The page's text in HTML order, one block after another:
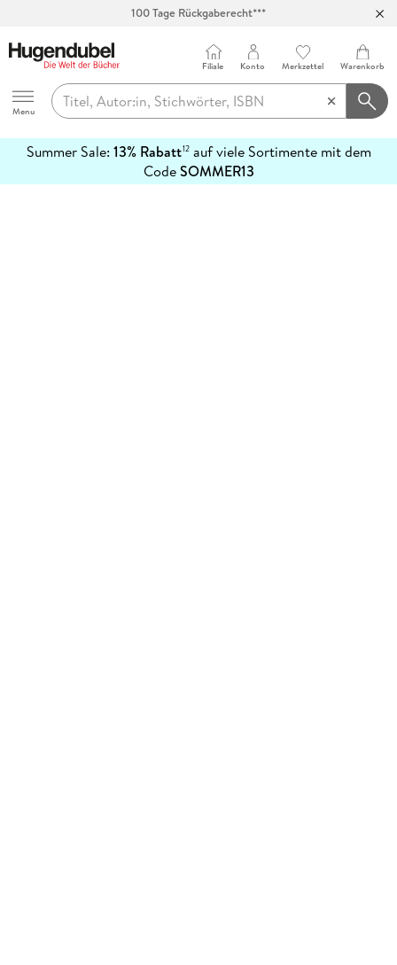
100 Tage Rückgaberecht***
Hugendubel
Menu
Filiale Konto Merkzettel Warenkorb
Summer Sale: 13% Rabatt12auf viele Sortimente mit dem
CodeSOMMER13
erfahren